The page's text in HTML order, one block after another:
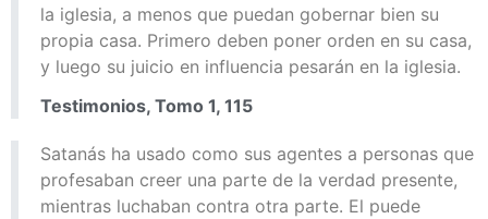
la iglesia, a menos que puedan gobernar bien su
propia casa. Primero deben poner orden en su casa,
y luego su juicio en influencia pesarán en la iglesia.
Testimonios, Tomo 1, 115
Satanás ha usado como sus agentes a personas que
profesaban creer una parte de la verdad presente,
mientras luchaban contra otra parte. El puede